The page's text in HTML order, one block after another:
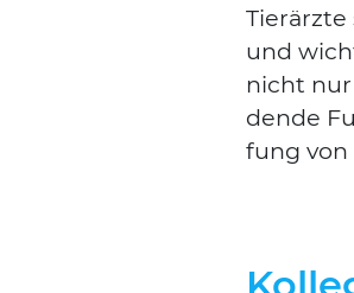
und
nicht
den­de
fung von